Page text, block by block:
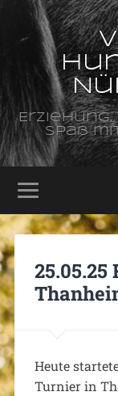
Spaß
Heute
Turnier in